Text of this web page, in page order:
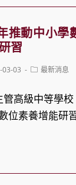
推動中小
習
03-03
Post最新消息
管高級中等學
位素養增能研